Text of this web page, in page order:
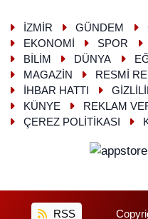
İZMİR GÜNDEM
EKONOMİ
SPOR
BİLİM
DÜNYA
MAGAZİN
RESMİ
İHBAR HATTI
KÜNYE
REKLAM
ÇEREZ POLİTİKASI
RSS